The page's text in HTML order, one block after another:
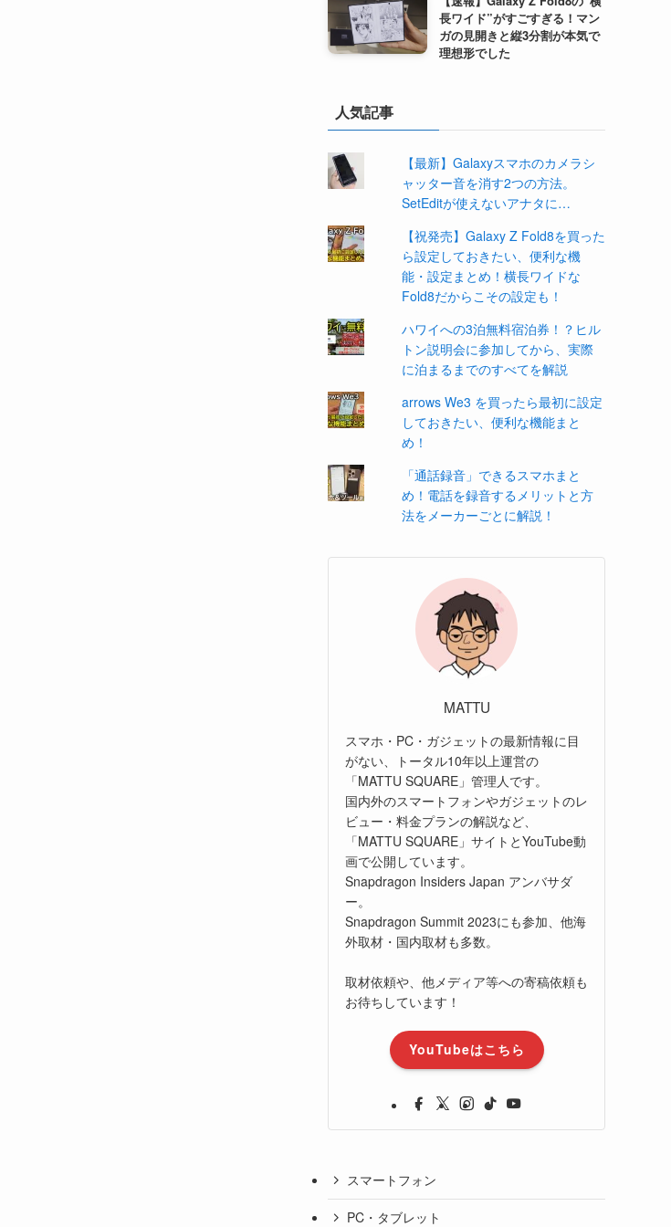
長ワイド”がすごすぎる！マン
ガの見開きと縦3分割が本気で
理想形でした
人気記事
【最新】Galaxyスマホのカメラシ
ャッター音を消す2つの方法。
SetEditが使えないアナタに…
【祝発売】Galaxy Z Fold8を買った
ら設定しておきたい、便利な機
能・設定まとめ！横長ワイドな
Fold8だからこその設定も！
ハワイへの3泊無料宿泊券！？ヒル
トン説明会に参加してから、実際
に泊まるまでのすべてを解説
arrows We3 を買ったら最初に設定
しておきたい、便利な機能まと
め！
「通話録音」できるスマホまと
め！電話を録音するメリットと方
法をメーカーごとに解説！
MATTU
スマホ・PC・ガジェットの最新情報に目
がない、トータル10年以上運営の
「MATTU SQUARE」管理人です。
国内外のスマートフォンやガジェットのレ
ビュー・料金プランの解説など、
「MATTU SQUARE」サイトとYouTube動
画で公開しています。
Snapdragon Insiders Japan アンバサダ
ー。
Snapdragon Summit 2023にも参加、他海
外取材・国内取材も多数。
取材依頼や、他メディア等への寄稿依頼も
お待ちしています！
YouTubeはこちら
スマートフォン
PC・タブレット